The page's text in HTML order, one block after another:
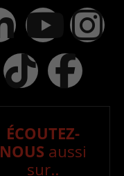
ÉCOUTEZ-
NOUS aussi
sur..